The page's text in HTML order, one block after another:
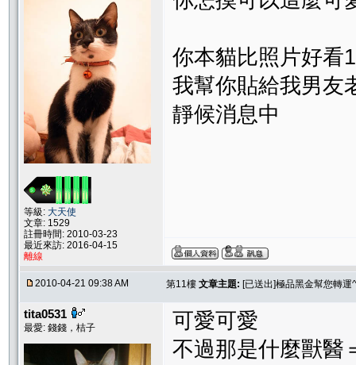
等級: 大天使
文章: 1529
註冊時間: 2010-03-23
最近來訪: 2016-04-15
離線
你本貓比照片好看
我幫你貼給我男友
靜候消息中
2010-04-21 09:38 AM 第11樓 文章主題: [已送出]極品黑金幫您轉運
tita0531
最愛: 錢錢，桔子
可愛可愛
不過那是什麼獸